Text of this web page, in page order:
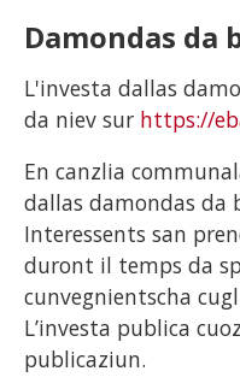
Damondas da
L'investa dallas
da niev sur https://
En canzlia
dallas damondas da
Interessents san
duront il temps da
cunvegnientscha
L’investa publica
publicaziun.